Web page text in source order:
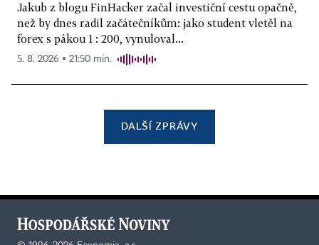
Jakub z blogu FinHacker začal investiční cestu opačně,
než by dnes radil začátečníkům: jako student vletěl na
forex s pákou 1 : 200, vynuloval...
5. 8. 2026 ▪ 21:50 min.
DALŠÍ ZPRÁVY